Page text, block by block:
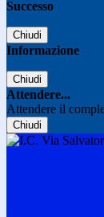
Successo
Chiudi
Informazione
Chiudi
Attendere...
Attendere il
Chiudi